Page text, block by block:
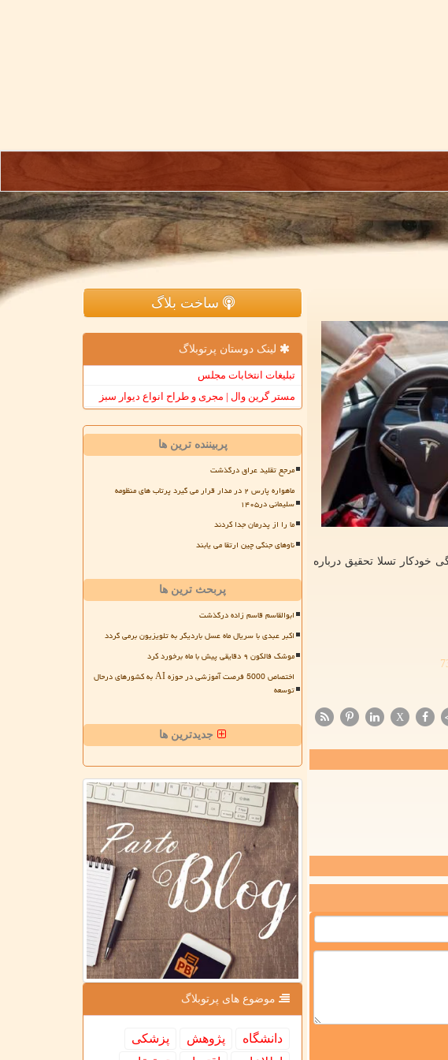
خودکار تسلا تحقیق درباره
X
ساخت بلاگ
لینک دوستان پرتوبلاگ
تبلیغات انتخابات مجلس
مستر گرین وال | مجری و طراح انواع دیوار سبز
پربیننده ترین ها
مرجع تقلید عراق درگذشت
ماهواره پارس ۲ در مدار قرار می گیرد پرتاب های منظومه
سلیمانی در۱۴۰۵
ما را از پدرمان جدا کردند
ناوهای جنگی چین ارتقا می یابند
پربحث ترین ها
ابوالقاسم قاسم زاده درگذشت
اکبر عبدی با سریال ماه عسل باردیگر به تلویزیون برمی گردد
موشک فالکون ۹ دقایقی پیش با ماه برخورد کرد
اختصاص 5000 فرصت آموزشی در حوزه AI به کشورهای درحال
توسعه
جدیدترین ها
موضوع های پرتوبلاگ
دانشگاه پژوهش
پزشكی